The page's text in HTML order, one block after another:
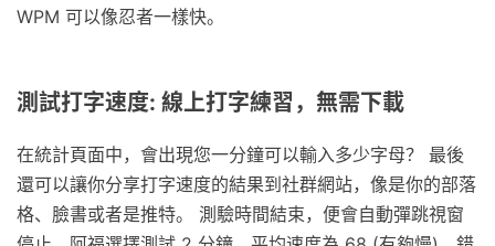
WPM 可以像忍者一樣快。
測試打字速度: 線上打字練習，無需下載
在統計頁面中，會出現您一分鐘可以輸入多少字母？ 最後
還可以讓你分享打字速度的結果到社群網站，像是你的部落
格、臉書或者是推特。 測驗時間結束，便會自動彈跳視窗